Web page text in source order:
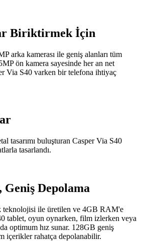
Biriktirmek İçin
arka kamerası ile geniş alanları tüm
ön kamera sayesinde her an net
Via S40 varken bir telefona ihtiyaç
tasarımı buluşturan Casper Via S40
tasarlandı.
Geniş Depolama
teknolojisi ile üretilen ve 4GB RAM'e
tablet, oyun oynarken, film izlerken veya
optimum hız sunar. 128GB geniş
içerikler rahatça depolanabilir.